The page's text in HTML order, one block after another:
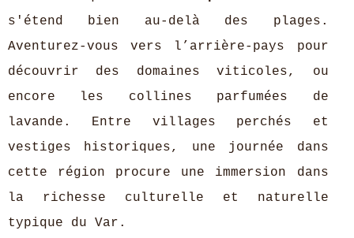
s'étend bien au-delà des plages.
Aventurez-vous vers l’arrière-pays pour
découvrir des domaines viticoles, ou
encore les collines parfumées de
lavande. Entre villages perchés et
vestiges historiques, une journée dans
cette région procure une immersion dans
la richesse culturelle et naturelle
typique du Var.